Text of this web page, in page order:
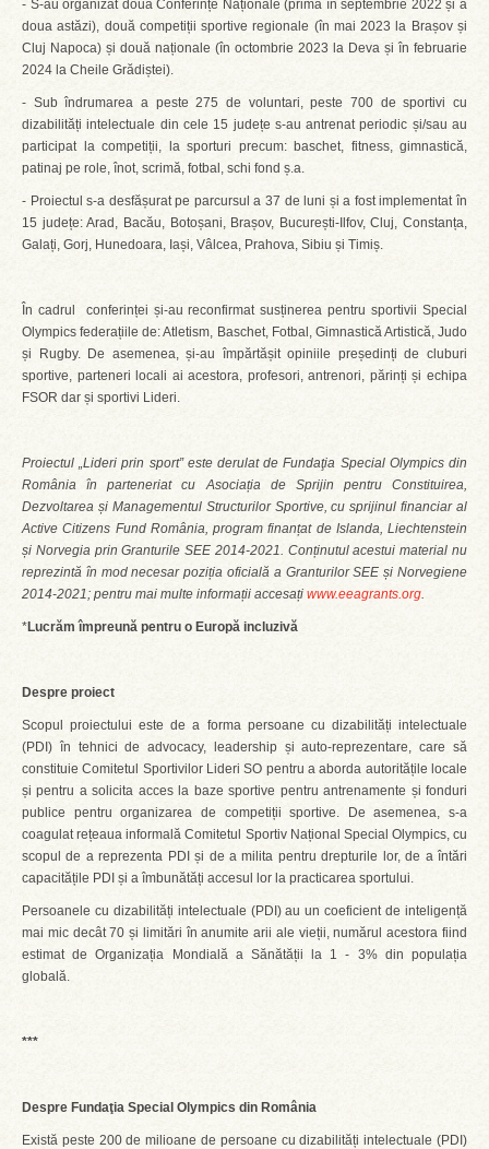
- S-au organizat două Conferințe Naționale (prima în septembrie 2022 și a
doua astăzi), două competiții sportive regionale (în mai 2023 la Brașov și
Cluj Napoca) și două naționale (în octombrie 2023 la Deva și în februarie
2024 la Cheile Grădiștei).
- Sub îndrumarea a peste 275 de voluntari, peste 700 de sportivi cu
dizabilități intelectuale din cele 15 județe s-au antrenat periodic și/sau au
participat la competiții, la sporturi precum: baschet, fitness, gimnastică,
patinaj pe role, înot, scrimă, fotbal, schi fond ș.a.
- Proiectul s-a desfășurat pe parcursul a 37 de luni și a fost implementat în
15 județe: Arad, Bacău, Botoșani, Brașov, București-Ilfov, Cluj, Constanța,
Galați, Gorj, Hunedoara, Iași, Vâlcea, Prahova, Sibiu și Timiș.
În cadrul conferinței și-au reconfirmat susținerea pentru sportivii Special
Olympics federațiile de: Atletism, Baschet, Fotbal, Gimnastică Artistică, Judo
și Rugby. De asemenea, și-au împărtășit opiniile președinți de cluburi
sportive, parteneri locali ai acestora, profesori, antrenori, părinți și echipa
FSOR dar și sportivi Lideri.
Proiectul „Lideri prin sport” este derulat de Fundaţia Special Olympics din
România în parteneriat cu Asociația de Sprijin pentru Constituirea,
Dezvoltarea și Managementul Structurilor Sportive, cu sprijinul financiar al
Active Citizens Fund România, program finanțat de Islanda, Liechtenstein
și Norvegia prin Granturile SEE 2014-2021. Conținutul acestui material nu
reprezintă în mod necesar poziția oficială a Granturilor SEE și Norvegiene
2014-2021; pentru mai multe informații accesați www.eeagrants.org.
*Lucrăm împreună pentru o Europă incluzivă
Despre proiect
Scopul proiectului este de a forma persoane cu dizabilități intelectuale
(PDI) în tehnici de advocacy, leadership și auto-reprezentare, care să
constituie Comitetul Sportivilor Lideri SO pentru a aborda autoritățile locale
și pentru a solicita acces la baze sportive pentru antrenamente și fonduri
publice pentru organizarea de competiții sportive. De asemenea, s-a
coagulat rețeaua informală Comitetul Sportiv Național Special Olympics, cu
scopul de a reprezenta PDI și de a milita pentru drepturile lor, de a întări
capacitățile PDI și a îmbunătăți accesul lor la practicarea sportului.
Persoanele cu dizabilități intelectuale (PDI) au un coeficient de inteligență
mai mic decât 70 și limitări în anumite arii ale vieții, numărul acestora fiind
estimat de Organizația Mondială a Sănătății la 1 - 3% din populația
globală.
***
Despre Fundaţia Special Olympics din România
Există peste 200 de milioane de persoane cu dizabilități intelectuale (PDI)